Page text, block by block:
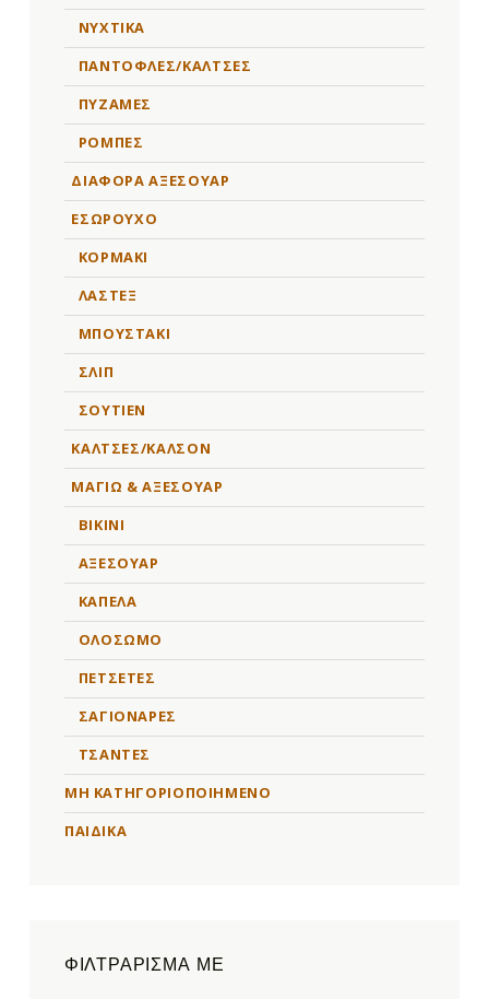
ΝΥΧΤΙΚΑ
ΠΑΝΤΟΦΛΕΣ/ΚΑΛΤΣΕΣ
ΠΥΖΑΜΕΣ
ΡΟΜΠΕΣ
ΔΙΑΦΟΡΑ ΑΞΕΣΟΥΑΡ
ΕΣΩΡΟΥΧΟ
ΚΟΡΜΑΚΙ
ΛΑΣΤΕΞ
ΜΠΟΥΣΤΑΚΙ
ΣΛΙΠ
ΣΟΥΤΙΕΝ
ΚΑΛΤΣΕΣ/ΚΑΛΣΟΝ
ΜΑΓΙΩ & ΑΞΕΣΟΥΑΡ
BIKINI
ΑΞΕΣΟΥΑΡ
ΚΑΠΕΛΑ
ΟΛΟΣΩΜΟ
ΠΕΤΣΕΤΕΣ
ΣΑΓΙΟΝΑΡΕΣ
ΤΣΑΝΤΕΣ
ΜΗ ΚΑΤΗΓΟΡΙΟΠΟΙΗΜΈΝΟ
ΠΑΙΔΙΚΑ
ΦΙΛΤΡΆΡΙΣΜΑ ΜΕ